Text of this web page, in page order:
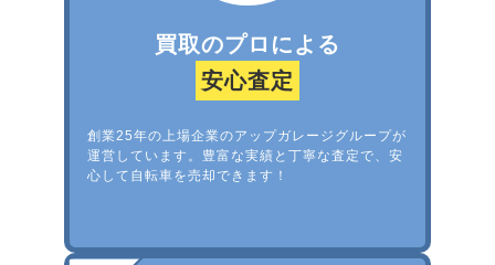
買取のプロによる
安心査定
創業25年の上場企業のアップガレージグループが
運営しています。豊富な実績と丁寧な査定で、安
心して自転車を売却できます！